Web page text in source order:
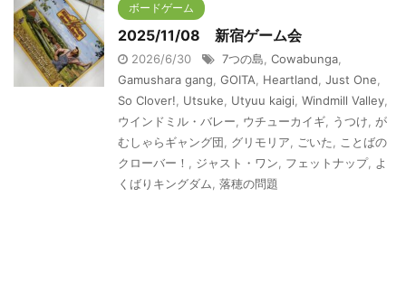
ボードゲーム
2025/11/08 新宿ゲーム会
2026/6/30 7つの島 Cowabunga
Gamushara gang GOITA Heartland Just One
So Clover!
Utsuke Utyuu kaigi Windmill Valley
ウインドミル・バレー
ウチューカイギ うつけ
が
むしゃらギャング団
グリモリア ごいた
ことばの
クローバー！
ジャスト・ワン フェットナップ, よ
くばりキングダム
落穂の問題